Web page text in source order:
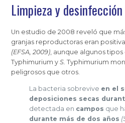
Limpieza y desinfección
Un estudio de 2008 reveló que
granjas reproductoras eran
(EFSA, 2009), aunque algunos
Typhimurium yS. Typhimurium
peligrosos que otros.
La bacteria sobrevive en el
deposiciones secas
detectada en campos que
durante más de dos años